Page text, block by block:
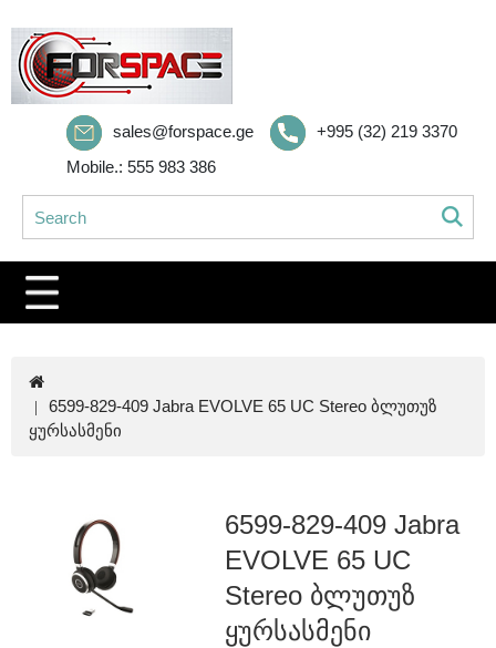
sales@forspace.ge
+995 (32) 219 3370
Mobile.: 555 983 386
6599-829-409 Jabra EVOLVE 65 UC Stereo ბლუთუზ
ყურსასმენი
6599-829-409 Jabra
EVOLVE 65 UC
Stereo ბლუთუზ
ყურსასმენი